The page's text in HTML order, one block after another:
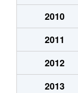
2010
2011
2012
2013